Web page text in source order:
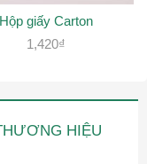
Hộp giấy Carton
1,420₫
HIỆU